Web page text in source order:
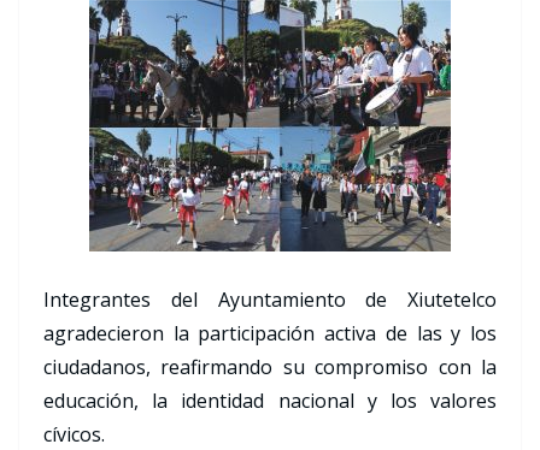
Integrantes del Ayuntamiento de Xiutetelco
agradecieron la participación activa de las y los
ciudadanos, reafirmando su compromiso con la
educación, la identidad nacional y los valores
cívicos.